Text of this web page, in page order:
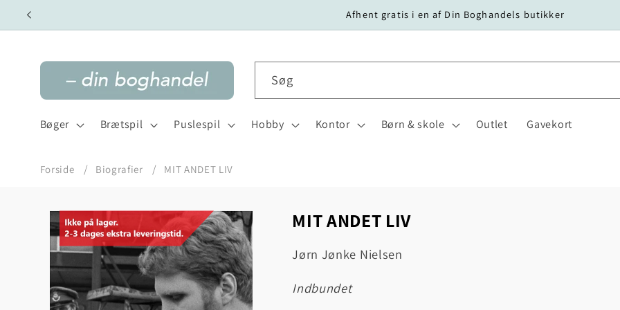
Gå til
indhold
Afhent gratis i en af Din Boghandels butikker
Søg
Bøger Brætspil Puslespil Hobby Kontor Børn & skole Outlet Gavekort
Forside Biografier MIT ANDET LIV
Gå til
produktoplysninger
MIT ANDET LIV
Jørn Jønke Nielsen
indbundet